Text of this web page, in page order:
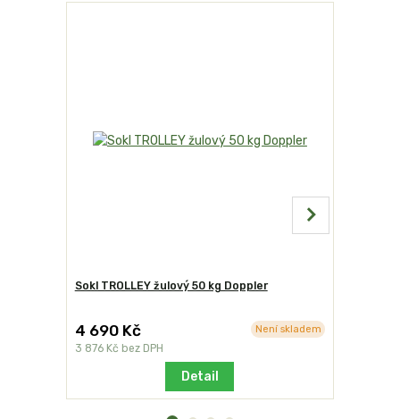
Sokl TROLLEY žulový 50 kg Doppler
4 690 Kč
3 876 Kč bez DPH
Není skladem
Detail